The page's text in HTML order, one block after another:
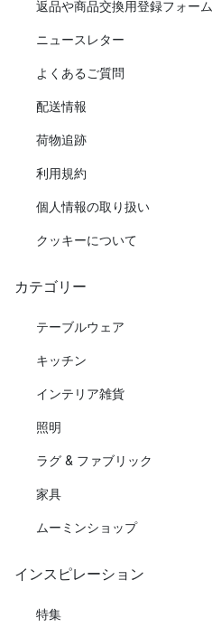
返品や商品交換用登録フォーム
ニュースレター
よくあるご質問
配送情報
荷物追跡
利用規約
個人情報の取り扱い
クッキーについて
カテゴリー
テーブルウェア
キッチン
インテリア雑貨
照明
ラグ & ファブリック
家具
ムーミンショップ
インスピレーション
特集